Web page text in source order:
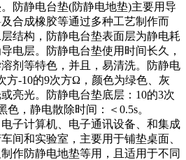
防静电台垫(防静电地垫)主要用导
合成橡胶等通过多种工艺制作而
结构，防静电台垫表面层为静电耗
电层。防静电台垫使用时间长久，
剂等特色，并且，易清洗。防静电
方-10的9次方Ω，颜色为绿色、灰
亮光。防静电台垫底层：10的3次
，静电散除时间：＜0.5s。
子计算机、电子通讯设备、和集成
间和实验室，主要用于铺垫桌面、
作防静电地垫等用，且适用于不同